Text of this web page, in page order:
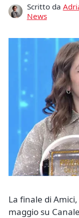
Scritto da
News
La finale di Amici,
maggio su